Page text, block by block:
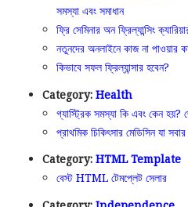
সমস্যা এবং সমাধান
ফ্রি সেমিনার অন ফ্রিল্যান্সিং
নতুনদের অনলাইনে কাজ না পাওয়ার
কিভাবে সফল ফ্রিল্যান্সার হবেন?
Category: Health
গ্যাস্ট্রিক সমস্যা কি এবং কেন হয়?
প্রাথমিক চিকিৎসার মেডিসিন যা
Category: HTML Template
বেস্ট HTML টেমপ্লেট সেলার